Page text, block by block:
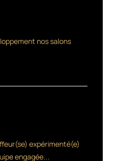
nos salons
expérimenté(e)
engagée...